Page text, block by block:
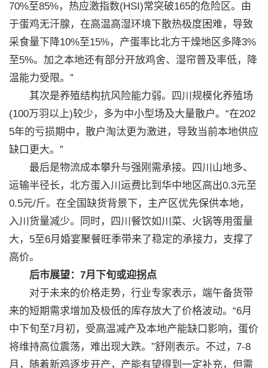
70%至85%，热应激指数(HSI)常突破165的危险区。由
于蛋鸡无汗腺，在高温高湿环境下散热极度困难，导致
采食量下降10%至15%，产蛋率比北方干燥地区多降3%
至5%。加之本地还有部分开放鸡舍、湿帘普及率低，降
温能力受限。”
其次是养殖结构抗风险能力弱。四川规模化养殖场
(100万羽以上)较少，多为中小型场及大量散户。“在202
5年的亏损期中，散户淘汰更为激进，导致当前本地供应
缺口更大。”
最后是物流成本攀升与强刚需承接。四川山地多、
运输半径长，北方蛋入川运费比到华中地区高出0.3元至
0.5元/斤。在全国缺货背景下，主产区优先保供本地，
入川货量减少。同时，四川餐饮如川菜、火锅等用蛋量
大，5至6月婚宴聚餐旺季带来了稳定的承接力，支撑了
高价。
后市展望：7月下旬或迎拐点
对于未来的价格走势，行业专家表示，端午备货带
来的短期需求增加及极低的库存放大了价格波动。“6月
中下旬至7月初，受高温减产及本地产能缺口影响，蛋价
将维持高位震荡，难出现大跌。”舒刚表示。不过，7-8
月，随着新鸡逐步开产，产能有望得到一定补充，但需